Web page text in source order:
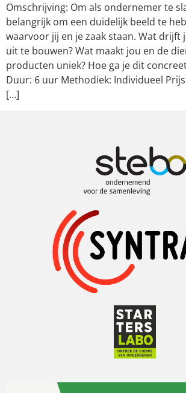
Omschrijving: Om als ondernemer te
belangrijk om een duidelijk beeld te
waarvoor jij en je zaak staan. Wat drijft
uit te bouwen? Wat maakt jou en de
producten uniek? Hoe ga je dit
Duur: 6 uur Methodiek: Individueel
[…]